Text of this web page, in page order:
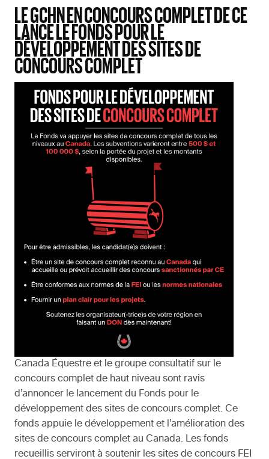
LE GCHN EN CONCOURS COMPLET DE CE
LANCE LE FONDS POUR LE
DÉVELOPPEMENT DES SITES DE
CONCOURS COMPLET
Canada Équestre et le groupe consultatif sur le
concours complet de haut niveau sont ravis
d’annoncer le lancement du Fonds pour le
développement des sites de concours complet. Ce
fonds appuie le développement et l’amélioration des
sites de concours complet au Canada. Les fonds
recueillis serviront à soutenir les sites de concours FEI